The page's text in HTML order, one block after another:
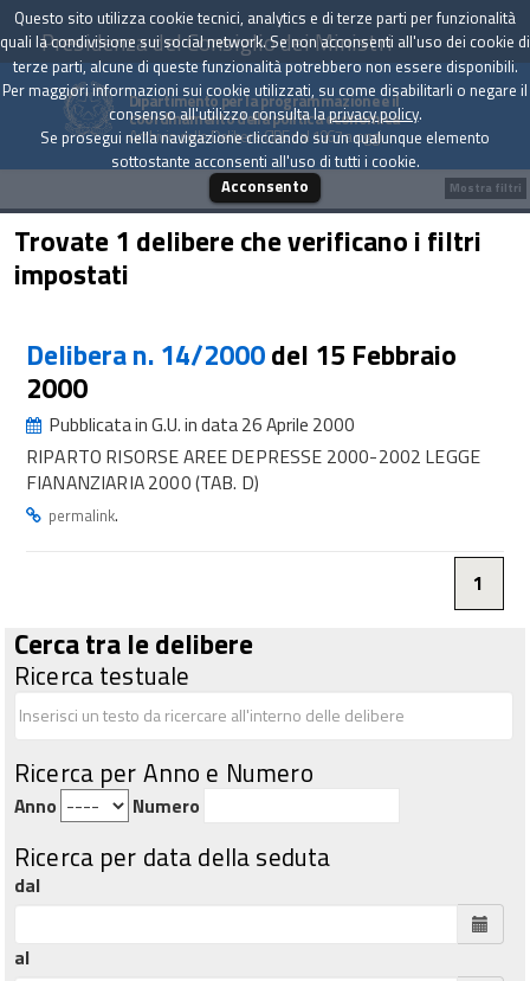
Presidenza del Consiglio dei Ministri
Dipartimento per la programmazione e il
coordinamento della politica economica
Archivio delle Delibere CIPE dal 1967 a oggi
Trovate 1 delibere che verificano i filtri
impostati
Delibera n. 14/2000del 15 Febbraio
2000
Pubblicata in G.U. in data 26 Aprile 2000
RIPARTO RISORSE AREE DEPRESSE 2000-2002 LEGGE
FIANANZIARIA 2000 (TAB. D)
permalink.
1
Cerca tra le delibere
Ricerca testuale
Ricerca per Anno e Numero
Anno Numero
Ricerca per data della seduta
dal
al
Mostra filtri
Questo sito utilizza cookie tecnici, analytics e di terze parti per funzionalità
quali la condivisione sui social network. Se non acconsenti all'uso dei cookie di
terze parti, alcune di queste funzionalità potrebbero non essere disponibili.
Per maggiori informazioni sui cookie utilizzati, su come disabilitarli o negare il
consenso all'utilizzo consulta laprivacy policy.
Se prosegui nella navigazione cliccando su un qualunque elemento
sottostante acconsenti all'uso di tutti i cookie.
Acconsento